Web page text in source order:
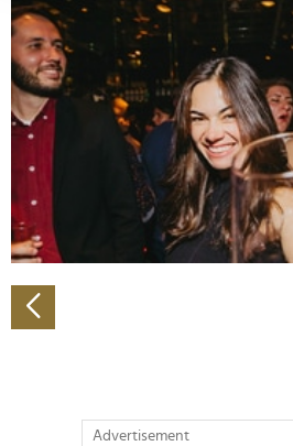
Abschnitt Einzelheiten
fest.
Wir verwenden Cookies, um
personalisieren, Funktionen für
zu können und die Zugriffe auf
analysieren. Außerdem geben wir
Verwendung unserer Website an
soziale Medien, Werbung und
Partner führen diese
weiteren Daten zusammen, die
gesammelt haben.
Advertisement